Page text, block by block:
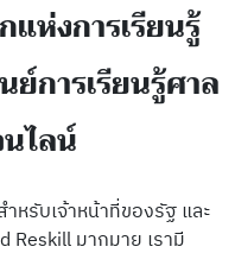
ห่งการเรียนรู้
การเรียนรู้ศาล
ไลน์
หรับเจ้าหน้าที่ของรัฐ และ
Reskill มากมาย เรามี